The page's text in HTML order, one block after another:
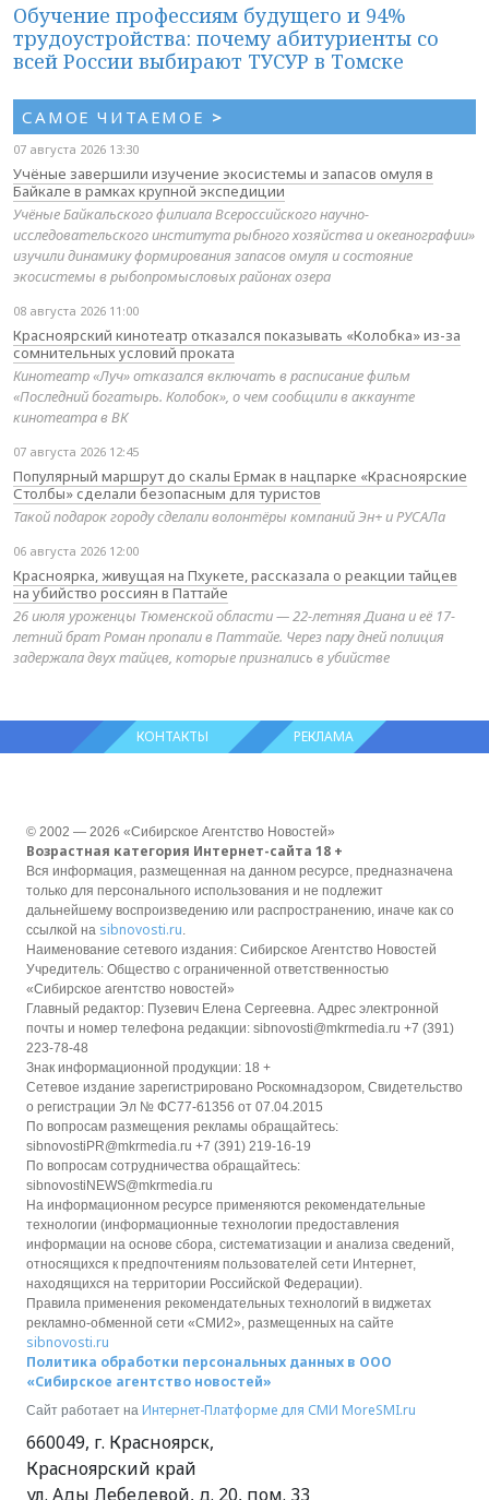
Обучение профессиям будущего и 94%
трудоустройства: почему абитуриенты со
всей России выбирают ТУСУР в Томске
САМОЕ ЧИТАЕМОЕ >
07 августа 2026 13:30
Учёные завершили изучение экосистемы и запасов омуля в
Байкале в рамках крупной экспедиции
Учёные Байкальского филиала Всероссийского научно-
исследовательского института рыбного хозяйства и океанографии»
изучили динамику формирования запасов омуля и состояние
экосистемы в рыбопромысловых районах озера
08 августа 2026 11:00
Красноярский кинотеатр отказался показывать «Колобка» из-за
сомнительных условий проката
Кинотеатр «Луч» отказался включать в расписание фильм
«Последний богатырь. Колобок», о чем сообщили в аккаунте
кинотеатра в ВК
07 августа 2026 12:45
Популярный маршрут до скалы Ермак в нацпарке «Красноярские
Столбы» сделали безопасным для туристов
Такой подарок городу сделали волонтёры компаний Эн+ и РУСАЛа
06 августа 2026 12:00
Красноярка, живущая на Пхукете, рассказала о реакции тайцев
на убийство россиян в Паттайе
26 июля уроженцы Тюменской области — 22-летняя Диана и её 17-
летний брат Роман пропали в Паттайе. Через пару дней полиция
задержала двух тайцев, которые признались в убийстве
КОНТАКТЫ РЕКЛАМА
© 2002 — 2026 «Сибирское Агентство Новостей»
Возрастная категория Интернет-сайта 18 +
Вся информация, размещенная на данном ресурсе, предназначена
только для персонального использования и не подлежит
дальнейшему воспроизведению или распространению, иначе как со
ссылкой на sibnovosti.ru
Наименование сетевого издания: Сибирское Агентство Новостей
Учредитель: Общество с ограниченной ответственностью
«Сибирское агентство новостей»
Главный редактор: Пузевич Елена Сергеевна. Адрес электронной
почты и номер телефона редакции: sibnovosti@mkrmedia.ru +7 (391)
223-78-48
Знак информационной продукции: 18 +
Сетевое издание зарегистрировано Роскомнадзором, Свидетельство
о регистрации Эл № ФС77-61356 от 07.04.2015
По вопросам размещения рекламы обращайтесь:
sibnovostiPR@mkrmedia.ru +7 (391) 219-16-19
По вопросам сотрудничества обращайтесь:
sibnovostiNEWS@mkrmedia.ru
На информационном ресурсе применяются рекомендательные
технологии (информационные технологии предоставления
информации на основе сбора, систематизации и анализа сведений,
относящихся к предпочтениям пользователей сети Интернет,
находящихся на территории Российской Федерации).
Правила применения рекомендательных технологий в виджетах
рекламно-обменной сети «СМИ2», размещенных на сайте
sibnovosti.ru
Политика обработки персональных данных в ООО
«Сибирское агентство новостей»
Сайт работает на Интернет-Платформе для СМИ MoreSMI.ru
660049, г. Красноярск,
Красноярский край
ул. Ады Лебедевой, д. 20, пом. 33